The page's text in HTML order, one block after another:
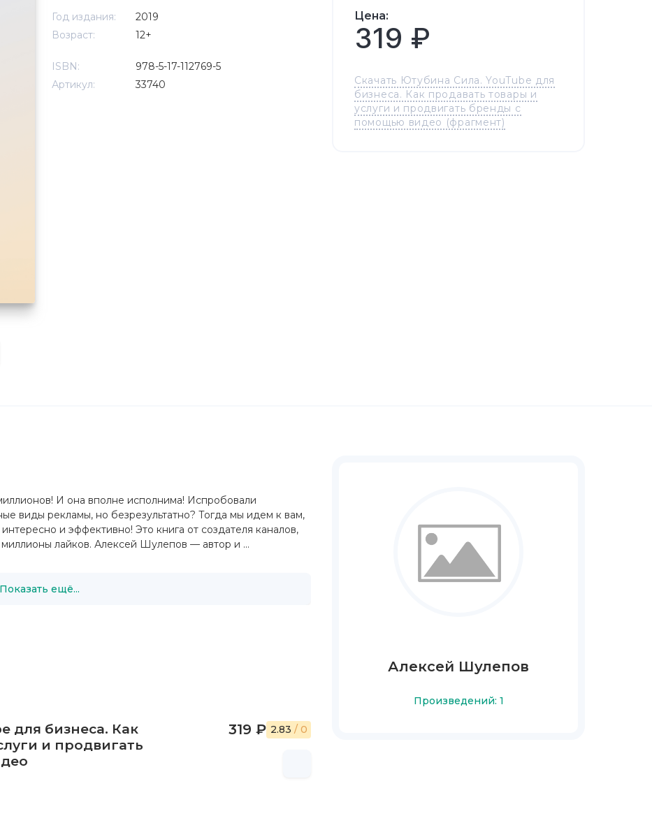
Год издания:
2019
Возраст:
12+
ISBN:
978-5-17-112769-5
Артикул:
33740
Цена:
319 ₽
Скачать Ютубина Сила. YouTube для
бизнеса. Как продавать товары и
услуги и продвигать бренды с
помощью видео (фрагмент)
И она вполне исполнима! Испробовали
виды рекламы, но безрезультатно? Тогда мы идем к вам,
и эффективно! Это книга от создателя каналов,
лайков. Алексей Шулепов — автор и ...
Показать ещё...
для бизнеса. Как
и продвигать
319 ₽ 2.83 / 0
Алексей Шулепов
Произведений: 1